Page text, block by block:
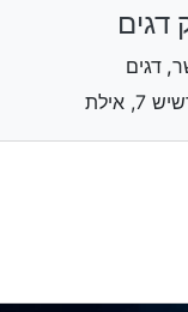
דגים
דגים
7, אילת